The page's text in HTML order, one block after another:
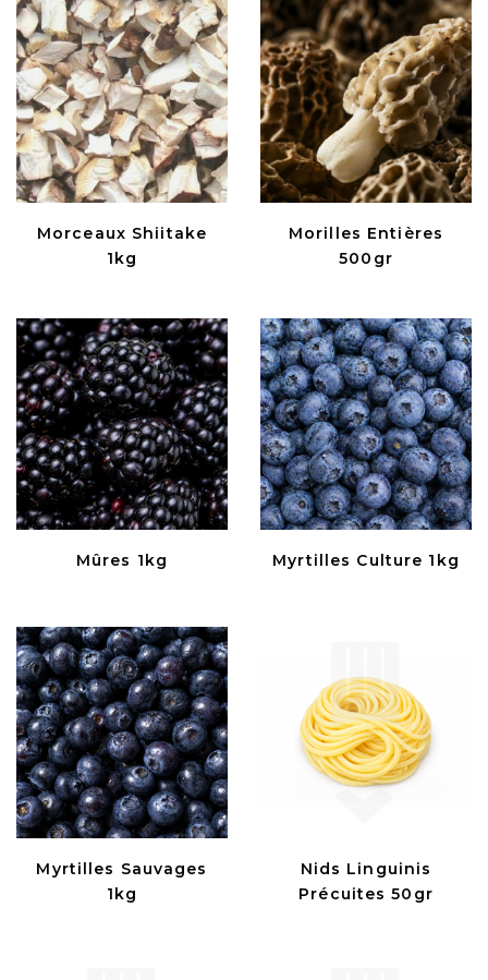
Morceaux Shiitake
1kg
Morilles Entières
500gr
Mûres 1kg Myrtilles Culture 1kg
Myrtilles Sauvages
1kg
Nids Linguinis
Précuites 50gr